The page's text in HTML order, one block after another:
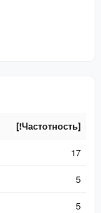
[!Частотность]
17
5
5